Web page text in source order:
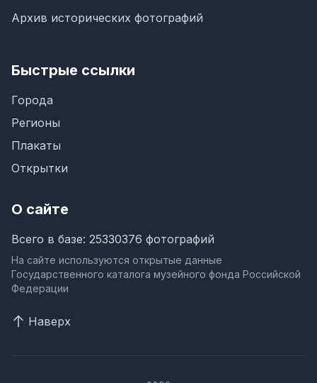
Архив исторических фотографий
Быстрые ссылки
Города
Регионы
Плакаты
Открытки
О сайте
Всего в базе: 25330376 фотографий
На сайте используются открытые данные
Государственного каталога музейного фонда Российской
Федерации
Наверх